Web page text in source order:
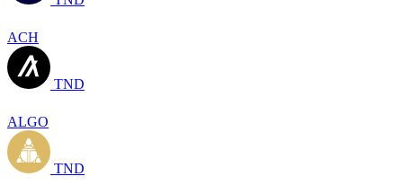
ACH
TND
ALGO
TND